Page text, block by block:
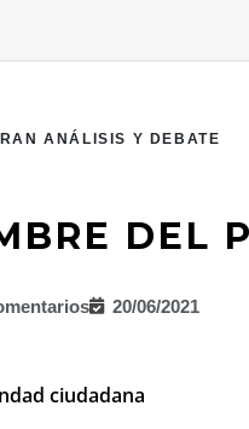
ANÁLISIS Y DEBATE
DEL
20/06/2021
ciudadana